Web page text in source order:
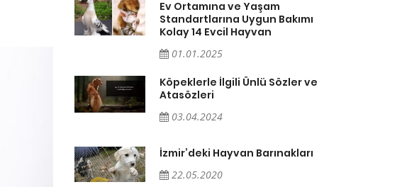
Sözler ve
Ev Ortamına ve Yaşam
Standartlarına Uygun Bakımı
Kolay 14 Evcil Hayvan
01.01.2025
Köpeklerle İlgili Ünlü Sözler ve
Atasözleri
03.04.2024
İzmir’deki Hayvan Barınakları
22.05.2020